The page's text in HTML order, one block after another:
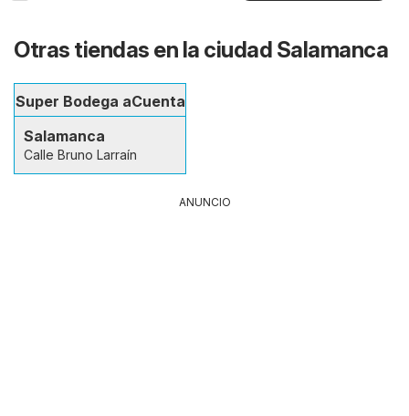
Otras tiendas en la ciudad Salamanca
Super Bodega aCuenta
Salamanca
Calle Bruno Larraín
ANUNCIO